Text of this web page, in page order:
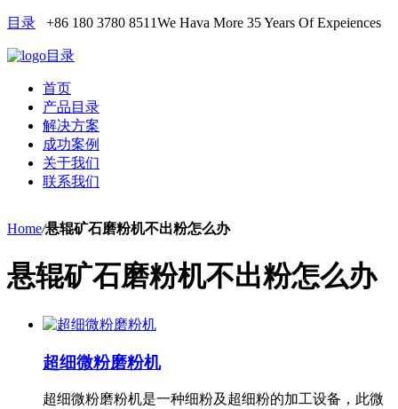
目录 +86 180 3780 8511We Hava More 35 Years Of Expeiences
目录
首页
产品目录
解决方案
成功案例
关于我们
联系我们
Home/悬辊矿石磨粉机不出粉怎么办
悬辊矿石磨粉机不出粉怎么办
超细微粉磨粉机
超细微粉磨粉机是一种细粉及超细粉的加工设备，此微